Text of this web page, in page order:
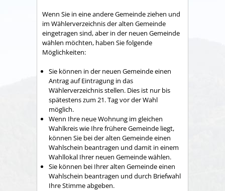
Wenn Sie in eine andere Gemeinde ziehen und
im Wählerverzeichnis der alten Gemeinde
eingetragen sind, aber in der neuen Gemeinde
wählen möchten, haben Sie folgende
Möglichkeiten:
Sie können in der neuen Gemeinde einen
Antrag auf Eintragung in das
Wählerverzeichnis stellen. Dies ist nur bis
spätestens zum 21. Tag vor der Wahl
möglich.
Wenn Ihre neue Wohnung im gleichen
Wahlkreis wie Ihre frühere Gemeinde liegt,
können Sie bei der alten Gemeinde einen
Wahlschein beantragen und damit in einem
Wahllokal Ihrer neuen Gemeinde wählen.
Sie können bei Ihrer alten Gemeinde einen
Wahlschein beantragen und durch Briefwahl
Ihre Stimme abgeben.